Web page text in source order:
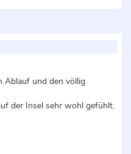
Ablauf und den völlig
der Insel sehr wohl gefühlt.